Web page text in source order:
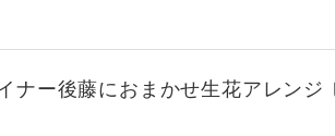
ナー後藤におまかせ生花アレンジ